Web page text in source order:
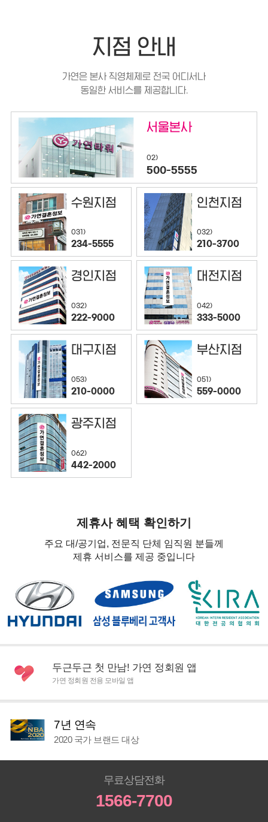
지점 안내
가연은 본사 직영체제로 전국 어디서나
동일한 서비스를 제공합니다.
서울본사
02)
500-5555
수원지점
031)
234-5555
인천지점
032)
210-3700
경인지점
032)
222-9000
대전지점
042)
333-5000
대구지점
053)
210-0000
부산지점
051)
559-0000
광주지점
062)
442-2000
제휴사 혜택 확인하기
주요 대/공기업, 전문직 단체 임직원 분들께
제휴 서비스를 제공 중입니다
두근두근 첫 만남! 가연 정회원 앱
가연 정회원 전용 모바일 앱
7년 연속
2020 국가 브랜드 대상
무료상담전화
1566-7700